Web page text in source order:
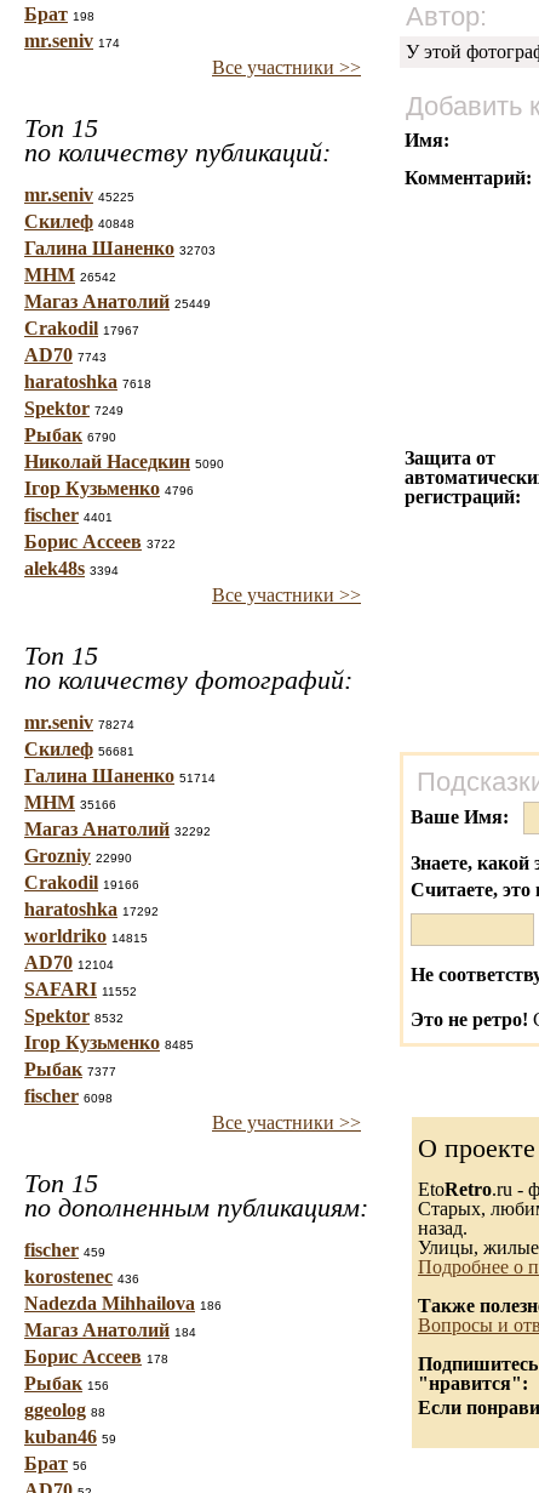
Брат 198
mr.seniv 174
Все участники >>
Топ 15
по количеству публикаций:
mr.seniv 45225
Скилеф 40848
Галина Шаненко 32703
МНМ 26542
Магаз Анатолий 25449
Crakodil 17967
AD70 7743
haratoshka 7618
Spektor 7249
Рыбак 6790
Николай Наседкин 5090
Ігор Кузьменко 4796
fischer 4401
Борис Ассеев 3722
alek48s 3394
Все участники >>
Топ 15
по количеству фотографий:
mr.seniv 78274
Скилеф 56681
Галина Шаненко 51714
МНМ 35166
Магаз Анатолий 32292
Grozniy 22990
Crakodil 19166
haratoshka 17292
worldriko 14815
AD70 12104
SAFARI 11552
Spektor 8532
Ігор Кузьменко 8485
Рыбак 7377
fischer 6098
Все участники >>
Топ 15
по дополненным публикациям:
fischer 459
korostenec 436
Nadezda Mihhailova 186
Магаз Анатолий 184
Борис Ассеев 178
Рыбак 156
ggeolog 88
kuban46 59
Брат 56
Автор:
У этой
Добавить
Имя:
Комментарий:
Защита от
регистраций:
Ваше Имя:
Знаете, какой
Считаете, это
Не
Это не ретро!
О проекте
EtoRetro.ru -
Старых,
назад.
Улицы, жилые
Подробнее о
Также
Вопросы и
Подпишитесь
"нравится":
Если